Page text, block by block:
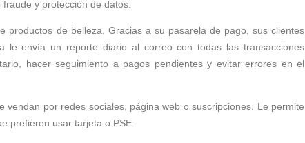
y protección de datos.
productos de belleza. Gracias a su pasarela de pago, sus clientes
le envía un reporte diario al correo con todas las transacciones
hacer seguimiento a pagos pendientes y evitar errores en el
vendan por redes sociales, página web o suscripciones. Le permite
prefieren usar tarjeta o PSE.